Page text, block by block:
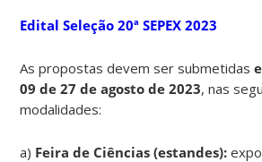
Edital Seleção 20ª SEPEX 2023
As propostas devem ser submetidas
09 de 27 de agosto de 2023, nas
modalidades:
a) Feira de Ciências (estandes):